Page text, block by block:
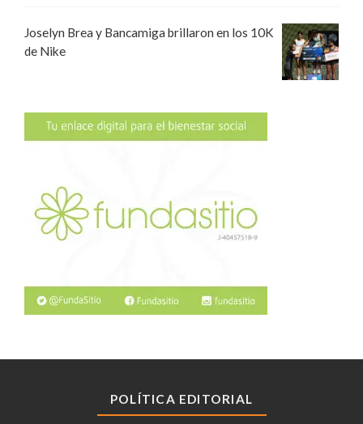
Joselyn Brea y Bancamiga brillaron en los 10K
de Nike
POLÍTICA EDITORIAL